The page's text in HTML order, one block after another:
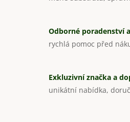
Odborné poradenství
rychlá pomoc před
Exkluzivní značka a
unikátní nabídka,